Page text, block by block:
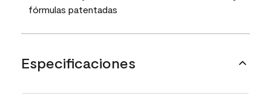
fórmulas patentadas
Especificaciones